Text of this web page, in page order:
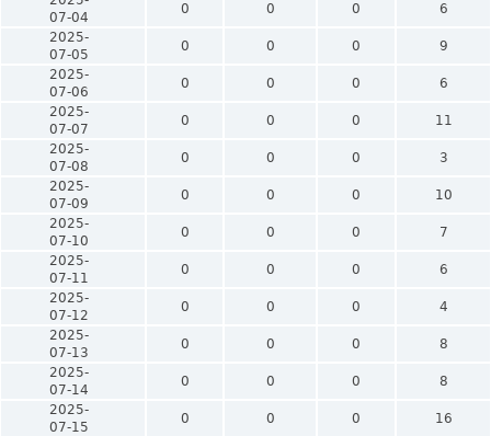
07-04
0 0 0
6
2025-
07-05
0 0 0
9
2025-
07-06
0 0 0
6
2025-
07-07
0 0 0
11
2025-
07-08
0 0 0
3
2025-
07-09
0 0 0
10
2025-
07-10
0 0 0
7
2025-
07-11
0 0 0
6
2025-
07-12
0 0 0
4
2025-
07-13
0 0 0
8
2025-
07-14
0 0 0
8
2025-
07-15
0 0 0
16